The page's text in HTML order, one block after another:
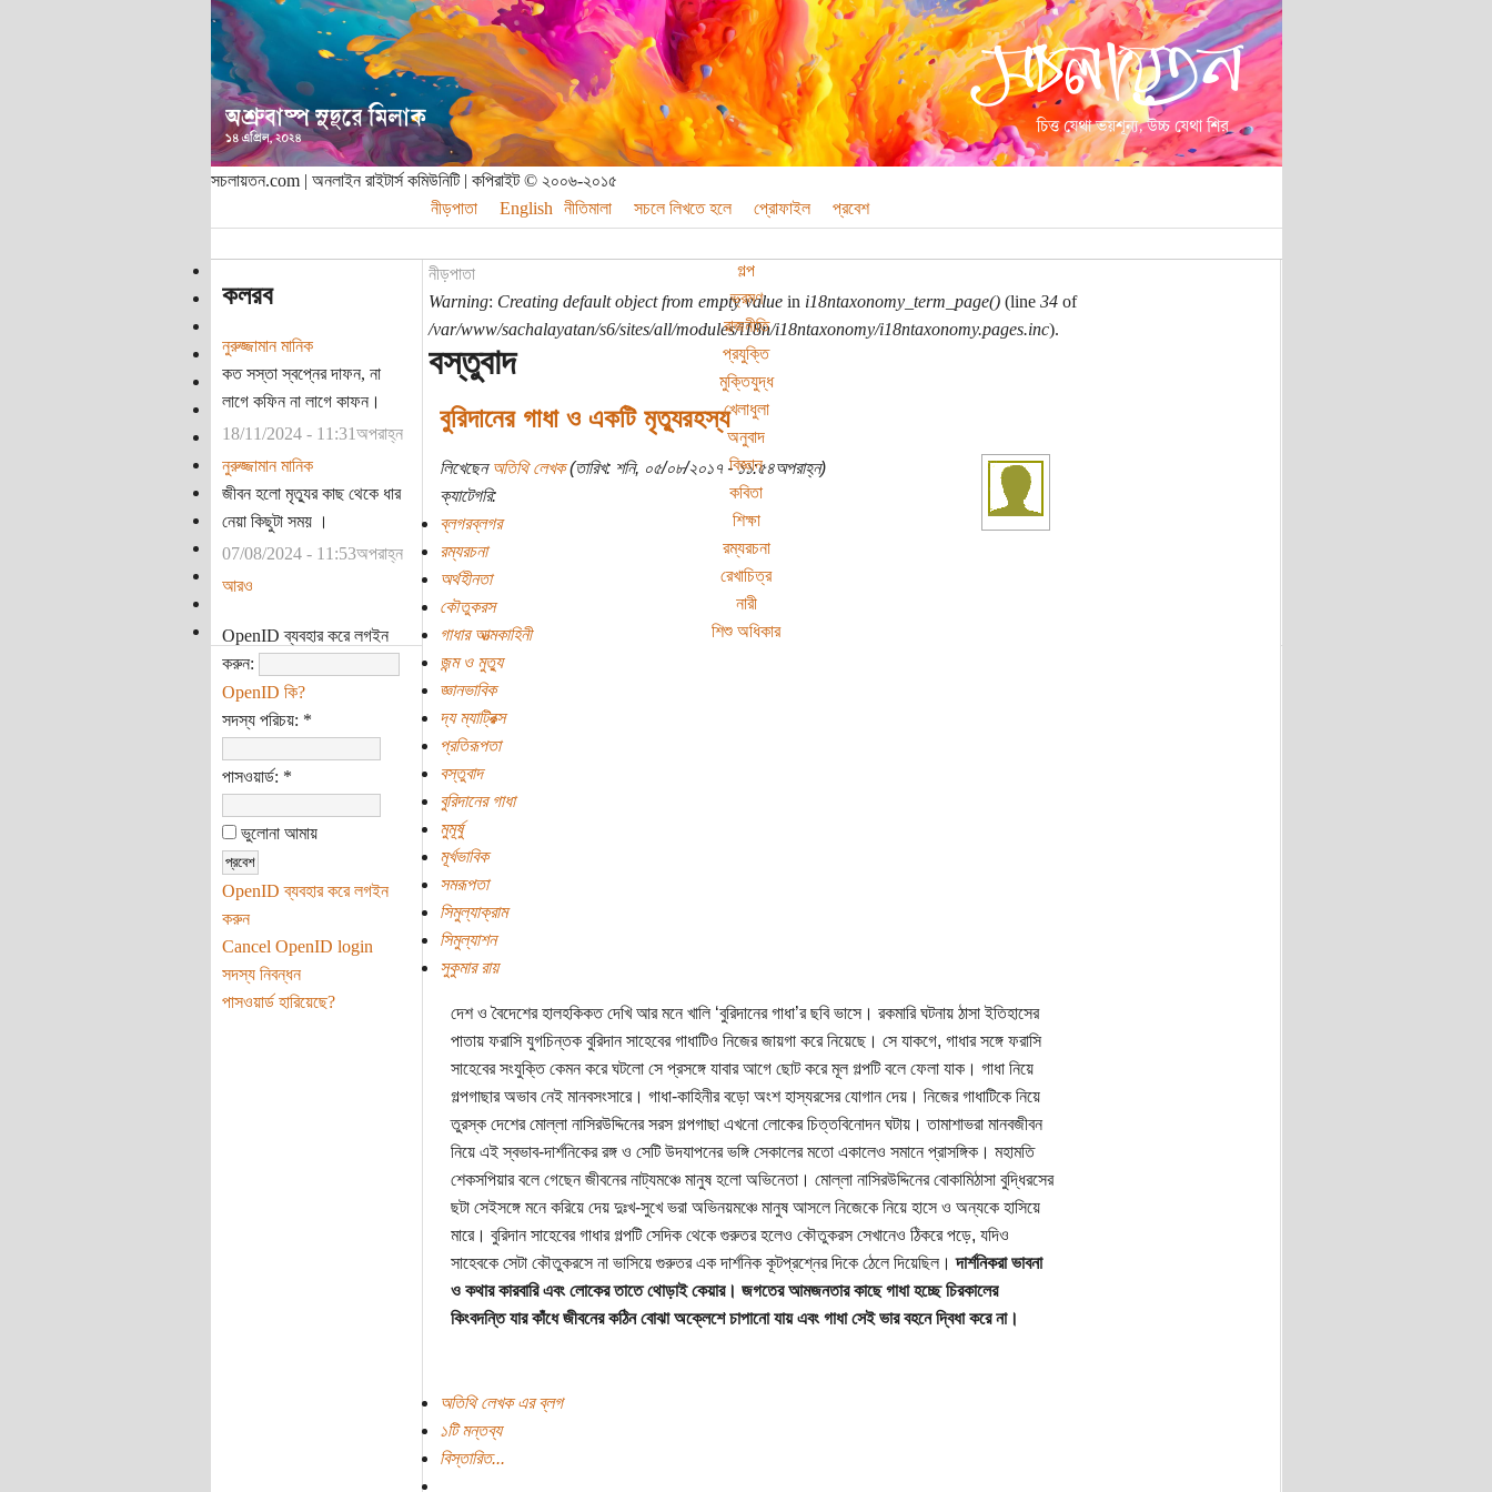
সচলায়তন.com | অনলাইন রাইটার্স কমিউনিটি | কপিরাইট © ২০০৬-২০১৫
নীড়পাতা
English নীতিমালা সচলে লিখতে হলে প্রোফাইল প্রবেশ
গল্প
ভ্রমণ
রাজনীতি
প্রযুক্তি
মুক্তিযুদ্ধ
খেলাধুলা
অনুবাদ
বিজ্ঞান
কবিতা
শিক্ষা
রম্যরচনা
রেখাচিত্র
নারী
শিশু অধিকার
কলরব
নুরুজ্জামান মানিক
কত সস্তা স্বপ্নের দাফন, না
লাগে কফিন না লাগে কাফন।
18/11/2024 - 11:31অপরাহ্ন
নুরুজ্জামান মানিক
জীবন হলো মৃত্যুর কাছ থেকে ধার
নেয়া কিছুটা সময় ।
07/08/2024 - 11:53অপরাহ্ন
আরও
OpenID ব্যবহার করে লগইন
করুন:
OpenID কি?
সদস্য পরিচয়: *
পাসওয়ার্ড: *
ভুলোনা আমায়
OpenID ব্যবহার করে লগইন
করুন
Cancel OpenID login
সদস্য নিবন্ধন
পাসওয়ার্ড হারিয়েছে?
নীড়পাতা
Warning: Creating default object from empty valuein i18ntaxonomy_term_page()(line 34of
/var/www/sachalayatan/s6/sites/all/modules/i18n/i18ntaxonomy/i18ntaxonomy.pages.inc).
বস্তুবাদ
বুরিদানের গাধা ও একটি মৃত্যুরহস্য
লিখেছেনঅতিথি লেখক(তারিখ: শনি, ০৫/০৮/২০১৭ - ১১:৫৪অপরাহ্ন)
ক্যাটেগরি:
ব্লগরব্লগর
রম্যরচনা
অর্থহীনতা
কৌতুকরস
গাধার আত্মকাহিনী
জন্ম ও মুত্যু
জ্ঞানভাবিক
দ্য ম্যাট্রিক্স
প্রতিরূপতা
বস্তুবাদ
বুরিদানের গাধা
মুমূর্ষু
মূর্খভাবিক
সমরূপতা
সিমুল্যাক্রাম
সিমুল্যাশন
সুকুমার রায়
দেশ ও বৈদেশের হালহকিকত দেখি আর মনে খালি ‘বুরিদানের গাধা’র ছবি ভাসে। রকমারি ঘটনায় ঠাসা ইতিহাসের
পাতায় ফরাসি যুগচিন্তক বুরিদান সাহেবের গাধাটিও নিজের জায়গা করে নিয়েছে। সে যাকগে, গাধার সঙ্গে ফরাসি
সাহেবের সংযুক্তি কেমন করে ঘটলো সে প্রসঙ্গে যাবার আগে ছোট করে মূল গল্পটি বলে ফেলা যাক। গাধা নিয়ে
গল্পগাছার অভাব নেই মানবসংসারে। গাধা-কাহিনীর বড়ো অংশ হাস্যরসের যোগান দেয়। নিজের গাধাটিকে নিয়ে
তুরস্ক দেশের মোল্লা নাসিরউদ্দিনের সরস গল্পগাছা এখনো লোকের চিত্তবিনোদন ঘটায়। তামাশাভরা মানবজীবন
নিয়ে এই স্বভাব-দার্শনিকের রঙ্গ ও সেটি উদযাপনের ভঙ্গি সেকালের মতো একালেও সমানে প্রাসঙ্গিক। মহামতি
শেকসপিয়ার বলে গেছেন জীবনের নাট্যমঞ্চে মানুষ হলো অভিনেতা। মোল্লা নাসিরউদ্দিনের বোকামিঠাসা বুদ্ধিরসের
ছটা সেইসঙ্গে মনে করিয়ে দেয় দুঃখ-সুখে ভরা অভিনয়মঞ্চে মানুষ আসলে নিজেকে নিয়ে হাসে ও অন্যকে হাসিয়ে
মারে। বুরিদান সাহেবের গাধার গল্পটি সেদিক থেকে গুরুতর হলেও কৌতুকরস সেখানেও ঠিকরে পড়ে, যদিও
সাহেবকে সেটা কৌতুকরসে না ভাসিয়ে গুরুতর এক দার্শনিক কূটপ্রশ্নের দিকে ঠেলে দিয়েছিল।দার্শনিকরা ভাবনা
ও কথার কারবারি এবং লোকের তাতে থোড়াই কেয়ার। জগতের আমজনতার কাছে গাধা হচ্ছে চিরকালের
কিংবদন্তি যার কাঁধে জীবনের কঠিন বোঝা অক্লেশে চাপানো যায় এবং গাধা সেই ভার বহনে দ্বিধা করে না।
অতিথি লেখক এর ব্লগ
১টি মন্তব্য
বিস্তারিত...